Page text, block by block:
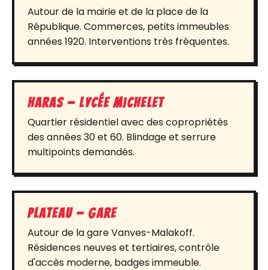
Autour de la mairie et de la place de la
République. Commerces, petits immeubles
années 1920. Interventions très fréquentes.
Haras — Lycée Michelet
Quartier résidentiel avec des copropriétés
des années 30 et 60. Blindage et serrure
multipoints demandés.
Plateau — Gare
Autour de la gare Vanves-Malakoff.
Résidences neuves et tertiaires, contrôle
d'accès moderne, badges immeuble.